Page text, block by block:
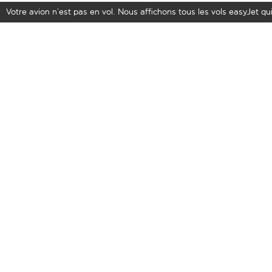
Votre avion n’est pas en vol. Nous affichons tous les vols easyJet